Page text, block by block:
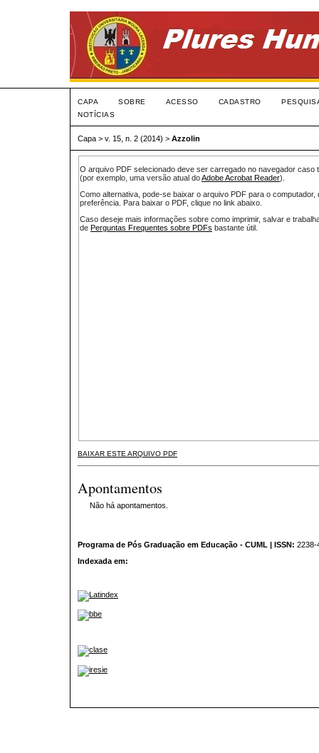
CAPA SOBRE ACESSO CADASTRO
NOTÍCIAS
Capa > v. 15, n. 2 (2014) > Azzolin
O arquivo PDF selecionado deve ser carregado no navegador caso
(por exemplo, uma versão atual doAdobe Acrobat Reader).
Como alternativa, pode-se baixar o arquivo PDF para o
preferência. Para baixar o PDF, clique no link abaixo.
Caso deseje mais informações sobre como imprimir, salvar e
de Perguntas Frequentes sobre PDFs bastante útil.
BAIXAR ESTE ARQUIVO PDF
Apontamentos
Não há apontamentos.
Programa de Pós Graduação em Educação - CUML | ISSN: 2238-
Indexada em: